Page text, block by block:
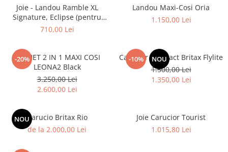
Joie - Landou Ramble XL
Signature, Eclipse (pentru
carucioarele Finiti, Tourist,
710,00 Lei
Landou Maxi-Cosi Oria
1.150,00 Lei
-20%
PACHET 2 IN 1 MAXI COSI
LEONA2 Black
3.250,00 Lei
2.600,00 Lei
-10% NOU
Carucior compact Britax Flylite
1.500,00 Lei
1.350,00 Lei
NOUCarucio Britax Rio
de la 2.000,00 Lei
Joie Carucior Tourist
1.015,80 Lei